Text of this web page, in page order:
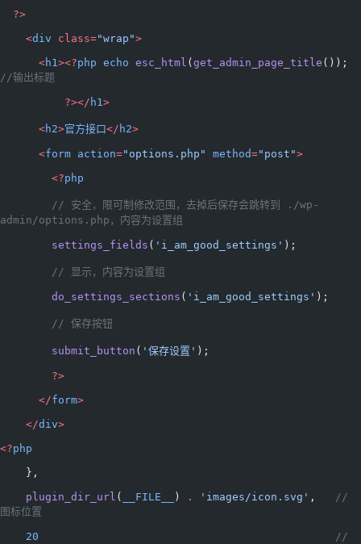
  ?>
    <
div class="wrap">
      <
h1><?php echo esc_html ( get_admin_page_title
//输出标题
          ?></
h1>
      <
h2>官方接口</ h2>
      <
form action="options.php" method="post">
        <?
php
admin/options.php，内容为设置组
        settings_fields
( 'i_am_good_settings' );
        // 显示，内容为设置组
        do_settings_sections
( 'i_am_good_settings' );
        // 保存按钮
        submit_button
( '保存设置' );
        ?>
      </
form>
    </
div>
<?php
    },
    plugin_dir_url
( __FILE__ ) . 'images/icon.svg' ,
//
图标位置
    20
                                              //